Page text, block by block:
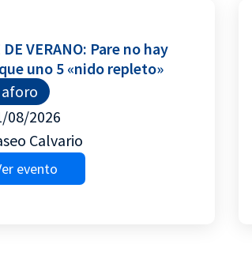
DE VERANO: Pare no hay
uno 5 «nido repleto»
aforo
08/2026
Calvario
evento